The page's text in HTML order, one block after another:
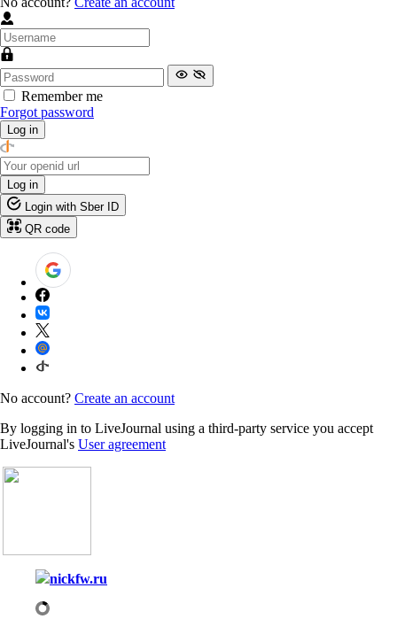
Remember me
Forgot password
Log in
Log in
Login with Sber ID
QR code
No account? Create an account
By logging in to LiveJournal using a third-party service you accept
LiveJournal's User agreement
nickfw.ru